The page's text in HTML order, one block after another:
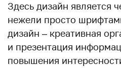
Здесь дизайн является
нежели просто
дизайн – креативная
и презентация
повышения